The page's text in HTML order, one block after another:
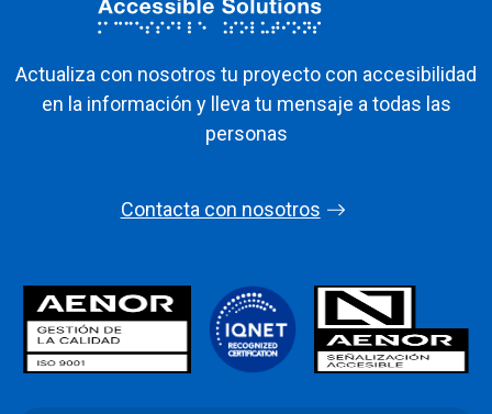
Actualiza con nosotros tu proyecto con accesibilidad
en la información y lleva tu mensaje a todas las
personas
Contacta con nosotros